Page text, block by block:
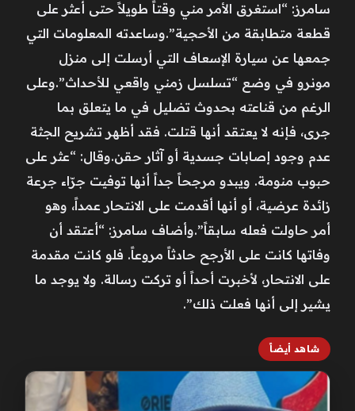
سامرز: “استغرق الأمر مني وقتاً طويلاً حتى أعثر على
قطعة متطابقة من الأحجية”.وساعدته المعلومات التي
جمعها عن سيارة الإسعاف التي أرسلت إلى منزل
مونرو في وضع “تسلسل زمني واقعي للأحداث”.وعلى
الرغم من قناعته بحدوث تضليل في ما يتعلق بما
جرى، فإنه لا يعتقد أنها قتلت. فقد أظهر تشريح الجثة
عدم وجود إصابات جسدية أو آثار حقن.وقال: “عثر على
حبوب منومة. ويبدو مرجحاً جداً أنها توفيت جرّاء جرعة
زائدة عرضية، أو أنها أقدمت على الانتحار عمداً، وهو
أمر حاولت فعله سابقاً”.وأضاف سامرز: “أعتقد أن
وفاتها كانت على الأرجح حادثاً مروعاً. فلو كانت مقدمة
على الانتحار، لأخبرت أحداً أو تركت رسالة. ولا يوجد ما
يشير إلى أنها فعلت ذلك”.
شاهد أيضاً